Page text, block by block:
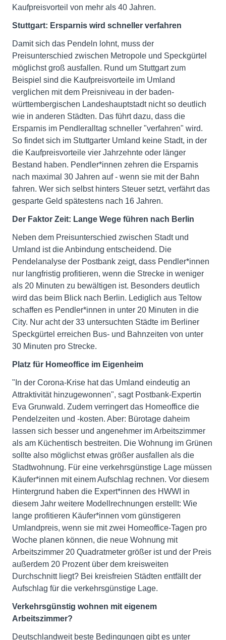
Kaufpreisvorteil von mehr als 40 Jahren.
Stuttgart: Ersparnis wird schneller verfahren
Damit sich das Pendeln lohnt, muss der
Preisunterschied zwischen Metropole und Speckgürtel
möglichst groß ausfallen. Rund um Stuttgart zum
Beispiel sind die Kaufpreisvorteile im Umland
verglichen mit dem Preisniveau in der baden-
württembergischen Landeshauptstadt nicht so deutlich
wie in anderen Städten. Das führt dazu, dass die
Ersparnis im Pendleralltag schneller "verfahren" wird.
So findet sich im Stuttgarter Umland keine Stadt, in der
die Kaufpreisvorteile vier Jahrzehnte oder länger
Bestand haben. Pendler*innen zehren die Ersparnis
nach maximal 30 Jahren auf - wenn sie mit der Bahn
fahren. Wer sich selbst hinters Steuer setzt, verfährt das
gesparte Geld spätestens nach 16 Jahren.
Der Faktor Zeit: Lange Wege führen nach Berlin
Neben dem Preisunterschied zwischen Stadt und
Umland ist die Anbindung entscheidend. Die
Pendelanalyse der Postbank zeigt, dass Pendler*innen
nur langfristig profitieren, wenn die Strecke in weniger
als 20 Minuten zu bewältigen ist. Besonders deutlich
wird das beim Blick nach Berlin. Lediglich aus Teltow
schaffen es Pendler*innen in unter 20 Minuten in die
City. Nur acht der 33 untersuchten Städte im Berliner
Speckgürtel erreichen Bus- und Bahnzeiten von unter
30 Minuten pro Strecke.
Platz für Homeoffice im Eigenheim
"In der Corona-Krise hat das Umland eindeutig an
Attraktivität hinzugewonnen", sagt Postbank-Expertin
Eva Grunwald. Zudem verringert das Homeoffice die
Pendelzeiten und -kosten. Aber: Bürotage daheim
lassen sich besser und angenehmer im Arbeitszimmer
als am Küchentisch bestreiten. Die Wohnung im Grünen
sollte also möglichst etwas größer ausfallen als die
Stadtwohnung. Für eine verkehrsgünstige Lage müssen
Käufer*innen mit einem Aufschlag rechnen. Vor diesem
Hintergrund haben die Expert*innen des HWWI in
diesem Jahr weitere Modellrechnungen erstellt: Wie
lange profitieren Käufer*innen vom günstigeren
Umlandpreis, wenn sie mit zwei Homeoffice-Tagen pro
Woche planen können, die neue Wohnung mit
Arbeitszimmer 20 Quadratmeter größer ist und der Preis
außerdem 20 Prozent über dem kreisweiten
Durchschnitt liegt? Bei kreisfreien Städten entfällt der
Aufschlag für die verkehrsgünstige Lage.
Verkehrsgünstig wohnen mit eigenem
Arbeitszimmer?
Deutschlandweit beste Bedingungen gibt es unter